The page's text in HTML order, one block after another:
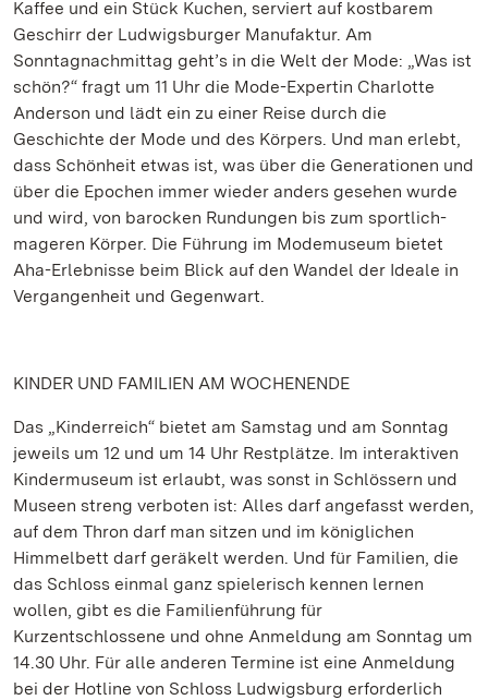
Kaffee und ein Stück Kuchen, serviert auf kostbarem
Geschirr der Ludwigsburger Manufaktur. Am
Sonntagnachmittag geht’s in die Welt der Mode: „Was ist
schön?“ fragt um 11 Uhr die Mode-Expertin Charlotte
Anderson und lädt ein zu einer Reise durch die
Geschichte der Mode und des Körpers. Und man erlebt,
dass Schönheit etwas ist, was über die Generationen und
über die Epochen immer wieder anders gesehen wurde
und wird, von barocken Rundungen bis zum sportlich-
mageren Körper. Die Führung im Modemuseum bietet
Aha-Erlebnisse beim Blick auf den Wandel der Ideale in
Vergangenheit und Gegenwart.
KINDER UND FAMILIEN AM WOCHENENDE
Das „Kinderreich“ bietet am Samstag und am Sonntag
jeweils um 12 und um 14 Uhr Restplätze. Im interaktiven
Kindermuseum ist erlaubt, was sonst in Schlössern und
Museen streng verboten ist: Alles darf angefasst werden,
auf dem Thron darf man sitzen und im königlichen
Himmelbett darf geräkelt werden. Und für Familien, die
das Schloss einmal ganz spielerisch kennen lernen
wollen, gibt es die Familienführung für
Kurzentschlossene und ohne Anmeldung am Sonntag um
14.30 Uhr. Für alle anderen Termine ist eine Anmeldung
bei der Hotline von Schloss Ludwigsburg erforderlich